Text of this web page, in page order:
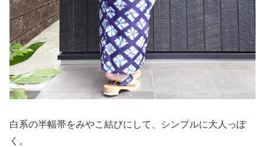
白系の半幅帯をみやこ結びにして、シンプルに大人っぽ
く。